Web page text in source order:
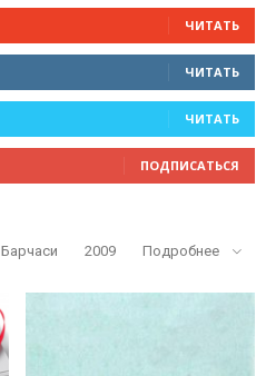
ЧИТАТЬ
ЧИТАТЬ
ЧИТАТЬ
ПОДПИСАТЬСЯ
Барчаси 2009 Подробнее